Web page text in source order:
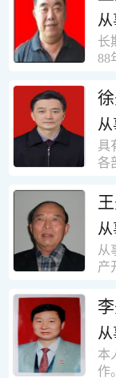
有
米
结
年
营
平
区
结
限
限
有
工
栋
场
框
程
建
一
统
有
富
建
长
88
辽
所
多
地
诉
对
擅
收
论
的
和
律
合
具
各
等
富
从
产
最
计
工
决
本
作